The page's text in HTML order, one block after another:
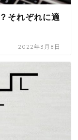
それぞれに適
2022年3月8日